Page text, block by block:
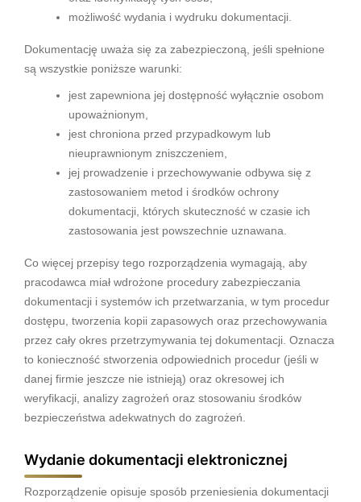
możliwość wydania i wydruku dokumentacji.
Dokumentację uważa się za zabezpieczoną, jeśli spełnione
są wszystkie poniższe warunki:
jest zapewniona jej dostępność wyłącznie osobom
upoważnionym,
jest chroniona przed przypadkowym lub
nieuprawnionym zniszczeniem,
jej prowadzenie i przechowywanie odbywa się z
zastosowaniem metod i środków ochrony
dokumentacji, których skuteczność w czasie ich
zastosowania jest powszechnie uznawana.
Co więcej przepisy tego rozporządzenia wymagają, aby
pracodawca miał wdrożone procedury zabezpieczania
dokumentacji i systemów ich przetwarzania, w tym procedur
dostępu, tworzenia kopii zapasowych oraz przechowywania
przez cały okres przetrzymywania tej dokumentacji. Oznacza
to konieczność stworzenia odpowiednich procedur (jeśli w
danej firmie jeszcze nie istnieją) oraz okresowej ich
weryfikacji, analizy zagrożeń oraz stosowaniu środków
bezpieczeństwa adekwatnych do zagrożeń.
Wydanie dokumentacji elektronicznej
Rozporządzenie opisuje sposób przeniesienia dokumentacji